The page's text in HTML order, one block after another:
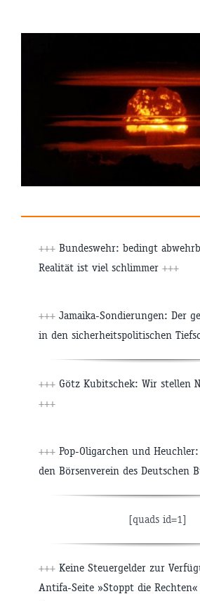
+++ Bundeswehr: bedingt
Realität ist viel schlimmer +++
+++ Jamaika-Sondierungen: Der
in den sicherheitspolitischen
+++ Götz Kubitschek: Wir stellen
+++
+++ Pop-Oligarchen und
den Börsenverein des Deutschen
[quads id=1]
+++ Keine Steuergelder zur
Antifa-Seite »Stoppt die